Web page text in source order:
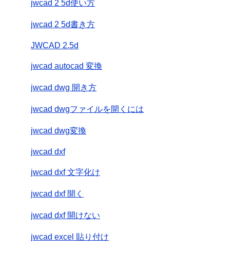
jwcad 2 5d使い方
jwcad 2 5d書き方
JWCAD 2.5d
jwcad autocad 変換
jwcad dwg 開き方
jwcad dwgファイルを開くには
jwcad dwg変換
jwcad dxf
jwcad dxf 文字化け
jwcad dxf 開く
jwcad dxf 開けない
jwcad excel 貼り付け